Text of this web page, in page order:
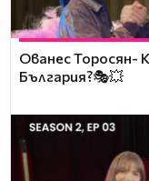
Ованес Торосян-
България?🎭💥